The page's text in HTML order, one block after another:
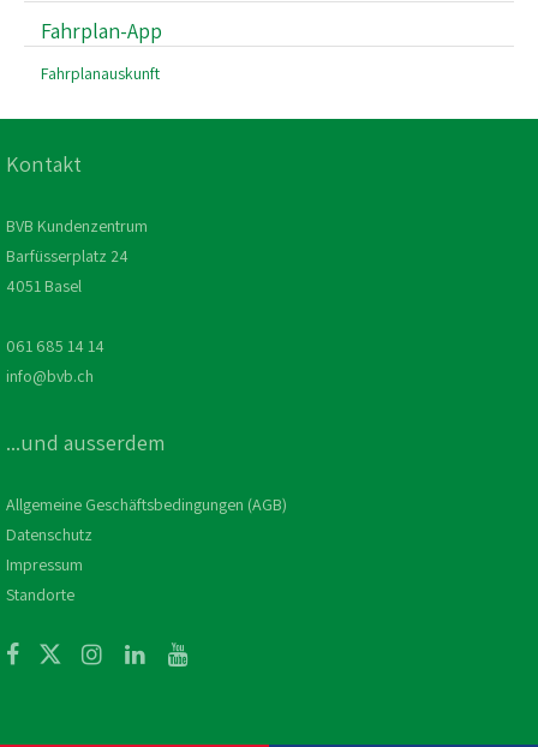
Fahrplan-App
Fahrplanauskunft
Kontakt
BVB Kundenzentrum
Barfüsserplatz 24
4051 Basel
061 685 14 14
info@bvb.ch
...und ausserdem
Allgemeine Geschäftsbedingungen (AGB)
Datenschutz
Impressum
Standorte